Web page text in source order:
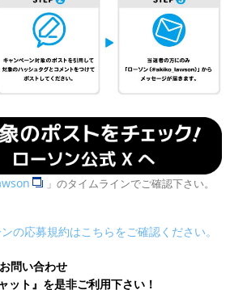
」のタイムラインでご確認下さい。
の応募規約はこちらをご確認ください。
問い合わせ
ット』を是非ご利用下さい！